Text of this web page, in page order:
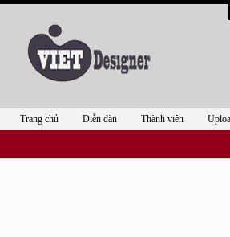
Trang chủ Diễn đàn Thành viên